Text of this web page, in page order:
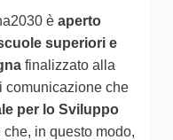
è aperto
superiori e
finalizzato alla
comunicazione che
per lo Sviluppo
che, in questo modo,